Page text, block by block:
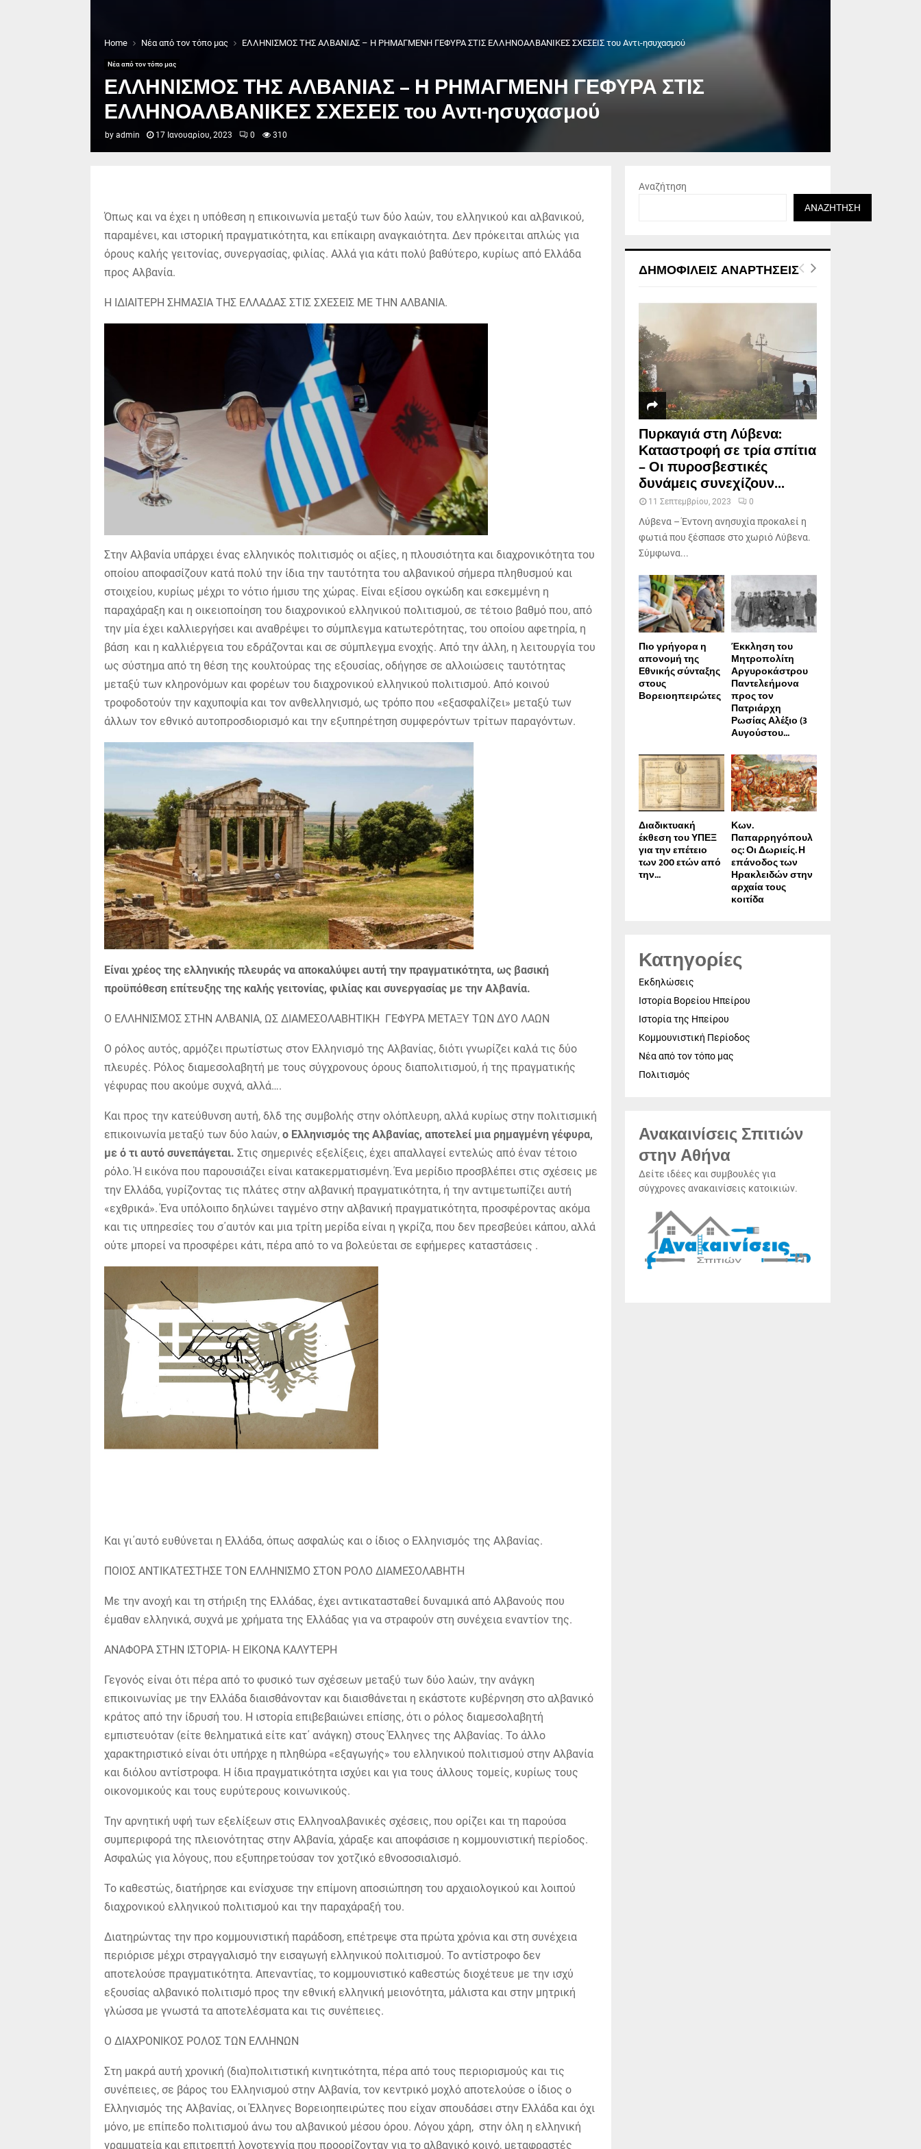
Home Νέα από τον τόπο μας ΕΛΛΗΝΙΣΜΟΣ ΤΗΣ ΑΛΒΑΝΙΑΣ – Η ΡΗΜΑΓΜΕΝΗ ΓΕΦΥΡΑ ΣΤΙΣ ΕΛΛΗΝΟΑΛΒΑΝΙΚΕΣ ΣΧΕΣΕΙΣ του Αντι-ησυχασμού
Νέα από τον τόπο μας
ΕΛΛΗΝΙΣΜΟΣ ΤΗΣ ΑΛΒΑΝΙΑΣ – Η ΡΗΜΑΓΜΕΝΗ ΓΕΦΥΡΑ ΣΤΙΣ
ΕΛΛΗΝΟΑΛΒΑΝΙΚΕΣ ΣΧΕΣΕΙΣ του Αντι-ησυχασμού
by admin 17 Ιανουαρίου, 2023 0 310
Όπως και να έχει η υπόθεση η επικοινωνία μεταξύ των δύο λαών, του ελληνικού και αλβανικού,
παραμένει, και ιστορική πραγματικότητα, και επίκαιρη αναγκαιότητα. Δεν πρόκειται απλώς για
όρους καλής γειτονίας, συνεργασίας, φιλίας. Αλλά για κάτι πολύ βαθύτερο, κυρίως από Ελλάδα
προς Αλβανία.
Η ΙΔΙΑΙΤΕΡΗ ΣΗΜΑΣΙΑ ΤΗΣ ΕΛΛΑΔΑΣ ΣΤΙΣ ΣΧΕΣΕΙΣ ΜΕ ΤΗΝ ΑΛΒΑΝΙΑ.
Στην Αλβανία υπάρχει ένας ελληνικός πολιτισμός οι αξίες, η πλουσιότητα και διαχρονικότητα του
οποίου αποφασίζουν κατά πολύ την ίδια την ταυτότητα του αλβανικού σήμερα πληθυσμού και
στοιχείου, κυρίως μέχρι το νότιο ήμισυ της χώρας. Είναι εξίσου ογκώδη και εσκεμμένη η
παραχάραξη και η οικειοποίηση του διαχρονικού ελληνικού πολιτισμού, σε τέτοιο βαθμό που, από
την μία έχει καλλιεργήσει και αναθρέψει το σύμπλεγμα κατωτερότητας, του οποίου αφετηρία, η
βάση και η καλλιέργεια του εδράζονται και σε σύμπλεγμα ενοχής. Από την άλλη, η λειτουργία του
ως σύστημα από τη θέση της κουλτούρας της εξουσίας, οδήγησε σε αλλοιώσεις ταυτότητας
μεταξύ των κληρονόμων και φορέων του διαχρονικού ελληνικού πολιτισμού. Από κοινού
τροφοδοτούν την καχυποψία και τον ανθελληνισμό, ως τρόπο που «εξασφαλίζει» μεταξύ των
άλλων τον εθνικό αυτοπροσδιορισμό και την εξυπηρέτηση συμφερόντων τρίτων παραγόντων.
Είναι χρέος της ελληνικής πλευράς να αποκαλύψει αυτή την πραγματικότητα, ως βασική
προϋπόθεση επίτευξης της καλής γειτονίας, φιλίας και συνεργασίας με την Αλβανία.
Ο ΕΛΛΗΝΙΣΜΟΣ ΣΤΗΝ ΑΛΒΑΝΙΑ, ΩΣ ΔΙΑΜΕΣΟΛΑΒΗΤΙΚΗ ΓΕΦΥΡΑ ΜΕΤΑΞΥ ΤΩΝ ΔΥΟ ΛΑΩΝ
Ο ρόλος αυτός, αρμόζει πρωτίστως στον Ελληνισμό της Αλβανίας, διότι γνωρίζει καλά τις δύο
πλευρές. Ρόλος διαμεσολαβητή με τους σύγχρονους όρους διαπολιτισμού, ή της πραγματικής
γέφυρας που ακούμε συχνά, αλλά….
Και προς την κατεύθυνση αυτή, δλδ της συμβολής στην ολόπλευρη, αλλά κυρίως στην πολιτισμική
επικοινωνία μεταξύ των δύο λαών, ο Ελληνισμός της Αλβανίας, αποτελεί μια ρημαγμένη γέφυρα,
με ό τι αυτό συνεπάγεται. Στις σημερινές εξελίξεις, έχει απαλλαγεί εντελώς από έναν τέτοιο
ρόλο. Ή εικόνα που παρουσιάζει είναι κατακερματισμένη. Ένα μερίδιο προσβλέπει στις σχέσεις με
την Ελλάδα, γυρίζοντας τις πλάτες στην αλβανική πραγματικότητα, ή την αντιμετωπίζει αυτή
«εχθρικά». Ένα υπόλοιπο δηλώνει ταγμένο στην αλβανική πραγματικότητα, προσφέροντας ακόμα
και τις υπηρεσίες του σ΄αυτόν και μια τρίτη μερίδα είναι η γκρίζα, που δεν πρεσβεύει κάπου, αλλά
ούτε μπορεί να προσφέρει κάτι, πέρα από το να βολεύεται σε εφήμερες καταστάσεις .
Και γι΄αυτό ευθύνεται η Ελλάδα, όπως ασφαλώς και ο ίδιος ο Ελληνισμός της Αλβανίας.
ΠΟΙΟΣ ΑΝΤΙΚΑΤΕΣΤΗΣΕ ΤΟΝ ΕΛΛΗΝΙΣΜΟ ΣΤΟΝ ΡΟΛΟ ΔΙΑΜΕΣΟΛΑΒΗΤΗ
Με την ανοχή και τη στήριξη της Ελλάδας, έχει αντικατασταθεί δυναμικά από Αλβανούς που
έμαθαν ελληνικά, συχνά με χρήματα της Ελλάδας για να στραφούν στη συνέχεια εναντίον της.
ΑΝΑΦΟΡΑ ΣΤΗΝ ΙΣΤΟΡΙΑ- Η ΕΙΚΟΝΑ ΚΑΛΥΤΕΡΗ
Γεγονός είναι ότι πέρα από το φυσικό των σχέσεων μεταξύ των δύο λαών, την ανάγκη
επικοινωνίας με την Ελλάδα διαισθάνονταν και διαισθάνεται η εκάστοτε κυβέρνηση στο αλβανικό
κράτος από την ίδρυσή του. Η ιστορία επιβεβαιώνει επίσης, ότι ο ρόλος διαμεσολαβητή
εμπιστευόταν (είτε θεληματικά είτε κατ΄ ανάγκη) στους Έλληνες της Αλβανίας. Το άλλο
χαρακτηριστικό είναι ότι υπήρχε η πληθώρα «εξαγωγής» του ελληνικού πολιτισμού στην Αλβανία
και διόλου αντίστροφα. Η ίδια πραγματικότητα ισχύει και για τους άλλους τομείς, κυρίως τους
οικονομικούς και τους ευρύτερους κοινωνικούς.
Την αρνητική υφή των εξελίξεων στις Ελληνοαλβανικές σχέσεις, που ορίζει και τη παρούσα
συμπεριφορά της πλειονότητας στην Αλβανία, χάραξε και αποφάσισε η κομμουνιστική περίοδος.
Ασφαλώς για λόγους, που εξυπηρετούσαν τον χοτζικό εθνοσοσιαλισμό.
Το καθεστώς, διατήρησε και ενίσχυσε την επίμονη αποσιώπηση του αρχαιολογικού και λοιπού
διαχρονικού ελληνικού πολιτισμού και την παραχάραξή του.
Διατηρώντας την προ κομμουνιστική παράδοση, επέτρεψε στα πρώτα χρόνια και στη συνέχεια
περιόρισε μέχρι στραγγαλισμό την εισαγωγή ελληνικού πολιτισμού. Το αντίστροφο δεν
αποτελούσε πραγματικότητα. Απεναντίας, το κομμουνιστικό καθεστώς διοχέτευε με την ισχύ
εξουσίας αλβανικό πολιτισμό προς την εθνική ελληνική μειονότητα, μάλιστα και στην μητρική
γλώσσα με γνωστά τα αποτελέσματα και τις συνέπειες.
Ο ΔΙΑΧΡΟΝΙΚΟΣ ΡΟΛΟΣ ΤΩΝ ΕΛΛΗΝΩΝ
Στη μακρά αυτή χρονική (δια)πολιτιστική κινητικότητα, πέρα από τους περιορισμούς και τις
συνέπειες, σε βάρος του Ελληνισμού στην Αλβανία, τον κεντρικό μοχλό αποτελούσε ο ίδιος ο
Ελληνισμός της Αλβανίας, οι Έλληνες Βορειοηπειρώτες που είχαν σπουδάσει στην Ελλάδα και όχι
μόνο, με επίπεδο πολιτισμού άνω του αλβανικού μέσου όρου. Λόγου χάρη, στην όλη η ελληνική
γραμματεία και επιτρεπτή λογοτεχνία που προορίζονταν για το αλβανικό κοινό, μεταφραστές
Αναζήτηση
ΑΝΑΖΉΤΗΣΗ
ΔΗΜΟΦΙΛΕΊΣ ΑΝΑΡΤΉΣΕΙΣ
Πυρκαγιά στη Λύβενα:
Καταστροφή σε τρία σπίτια
– Οι πυροσβεστικές
δυνάμεις συνεχίζουν...
11 Σεπτεμβρίου, 2023 0
Λύβενα – Έντονη ανησυχία προκαλεί η
φωτιά που ξέσπασε στο χωριό Λύβενα.
Σύμφωνα...
Πιο γρήγορα η
απονοµή της
Εθνικής σύνταξης
στους
Βορειοηπειρώτες
Έκκληση του
Μητροπολίτη
Αργυροκάστρου
Παντελεήμονα
προς τον
Πατριάρχη
Ρωσίας Αλέξιο (3
Αυγούστου...
Διαδικτυακή
έκθεση του ΥΠΕΞ
για την επέτειο
των 200 ετών από
την...
Κων.
Παπαρρηγόπουλ
ος: Οι Δωριείς. Η
επάνοδος των
Ηρακλειδών στην
αρχαία τους
κοιτίδα
Κατηγορίες
Εκδηλώσεις
Ιστορία Βορείου Ηπείρου
Ιστορία της Ηπείρου
Κομμουνιστική Περίοδος
Νέα από τον τόπο μας
Πολιτισμός
Ανακαινίσεις Σπιτιών
στην Αθήνα
Δείτε ιδέες και συμβουλές για
σύγχρονες ανακαινίσεις κατοικιών.